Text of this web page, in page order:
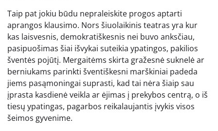
Taip pat jokiu būdu nepraleiskite progos aptarti
aprangos klausimo. Nors šiuolaikinis teatras yra kur
kas laisvesnis, demokratiškesnis nei buvo anksčiau,
pasipuošimas šiai išvykai suteikia ypatingos, pakilios
šventės pojūtį. Mergaitėms skirta gražesnė suknelė ar
berniukams parinkti šventiškesni marškiniai padeda
jiems pasąmoningai suprasti, kad tai nėra šiaip sau
įprasta kasdienė veikla ar ėjimas į prekybos centrą, o iš
tiesų ypatingas, pagarbos reikalaujantis įvykis visos
šeimos gyvenime.